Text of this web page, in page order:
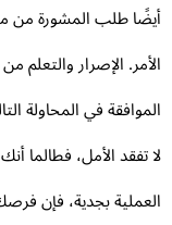
طلب المشورة من
الإصرار والتعلم من
في المحاولة التالية.
تفقد الأمل، فطالما
بجدية، فإن